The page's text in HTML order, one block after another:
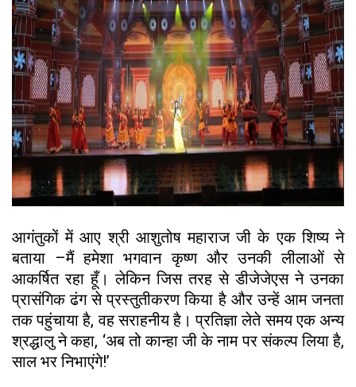
आगंतुकों में आए श्री आशुतोष महाराज जी के एक शिष्य ने
बताया –मैं हमेशा भगवान कृष्ण और उनकी लीलाओं से
आकर्षित रहा हूँ। लेकिन जिस तरह से डीजेजेएस ने उनका
प्रासंगिक ढंग से प्रस्तुतीकरण किया है और उन्हें आम जनता
तक पहुंचाया है, वह सराहनीय है। प्रतिज्ञा लेते समय एक अन्य
श्रद्धालु ने कहा, ‘अब तो कान्हा जी के नाम पर संकल्प लिया है,
साल भर निभाएंगे!’